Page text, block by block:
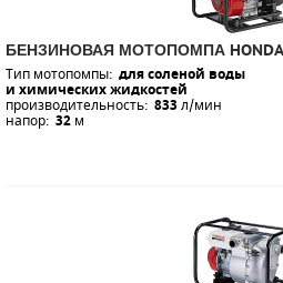
БЕНЗИНОВАЯ МОТОПОМПА HONDA
Тип мотопомпы: для соленой воды
и химических жидкостей
производительность: 833 л/мин
напор: 32 м